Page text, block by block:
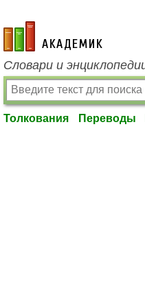
academic.ru
Словари и
Толкования Переводы